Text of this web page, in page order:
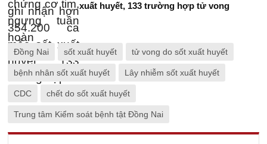
xuất huyết, 133 trường hợp tử vong
Đồng Nai sốt xuất huyết tử vong do sốt xuất huyết
bệnh nhân sốt xuất huyết Lây nhiễm sốt xuất huyết
CDC chết do sốt xuất huyết
Trung tâm Kiểm soát bệnh tật Đồng Nai